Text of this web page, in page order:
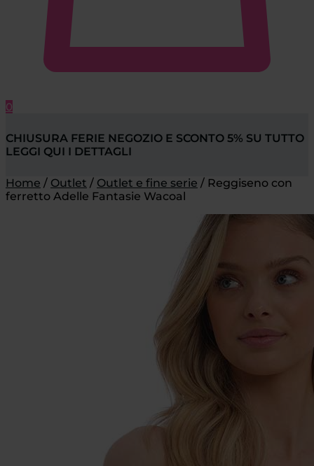
0
CHIUSURA FERIE NEGOZIO E SCONTO 5% SU TUTTO
LEGGI QUI I DETTAGLI
Home / Outlet / Outlet e fine serie / Reggiseno con
ferretto Adelle Fantasie Wacoal